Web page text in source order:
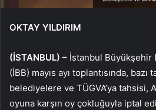
OKTAY YILDIRIM
(İSTANBUL) – İstanbul Büyükşehir
(İBB) mayıs ayı toplantısında, bazı
belediyelere ve TÜGVA’ya tahsisi,
oyuna karşın oy çokluğuyla iptal